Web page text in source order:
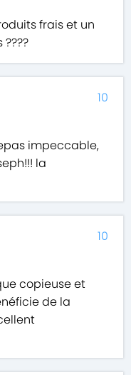
frais et un
impeccable,
la
10
copieuse et
de la
10